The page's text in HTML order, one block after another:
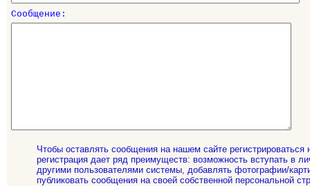
Сообщение:
Чтобы оставлять сообщения на нашем сайте регистрироваться
регистрация дает ряд преимуществ: возможность вступать в
другими пользователями системы, добавлять фотографии/
публиковать сообщения на своей собственной персональной